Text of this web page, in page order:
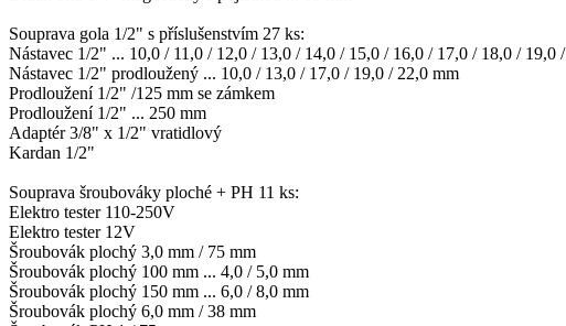
Souprava gola 1/2" s příslušenstvím 27 ks:
Nástavec 1/2" ... 10,0 / 11,0 / 12,0 / 13,0 / 14,0 / 15,0 / 16,0 / 17,0 / 18,0 /
Nástavec 1/2" prodloužený ... 10,0 / 13,0 / 17,0 / 19,0 / 22,0 mm
Prodloužení 1/2" /125 mm se zámkem
Prodloužení 1/2" ... 250 mm
Adaptér 3/8" x 1/2" vratidlový
Kardan 1/2"
Souprava šroubováky ploché + PH 11 ks:
Elektro tester 110-250V
Elektro tester 12V
Šroubovák plochý 3,0 mm / 75 mm
Šroubovák plochý 100 mm ... 4,0 / 5,0 mm
Šroubovák plochý 150 mm ... 6,0 / 8,0 mm
Šroubovák plochý 6,0 mm / 38 mm